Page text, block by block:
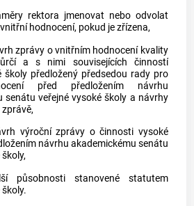
rektora jmenovat nebo odvolat
hodnocení, pokud je zřízena,
zprávy o vnitřním hodnocení kvality
a s nimi souvisejících činností
školy předložený předsedou rady pro
před předložením návrhu
senátu veřejné vysoké školy a návrhy
výroční zprávy o činnosti vysoké
návrhu akademickému senátu
působnosti stanovené statutem